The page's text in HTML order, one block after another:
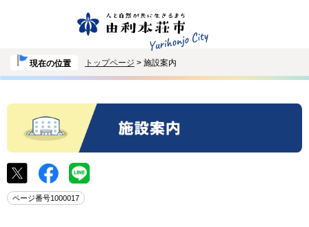
現在の位置 トップページ > 施設案内
ページ番号1000017